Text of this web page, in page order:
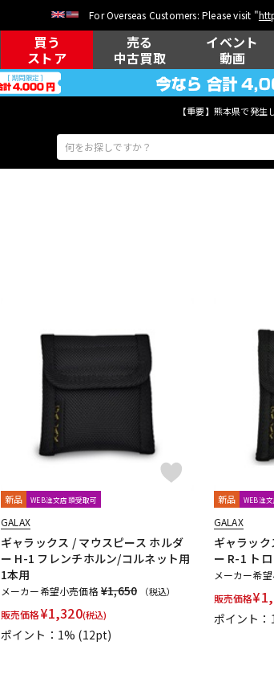
For Overseas Customers: Please visit "
買う
ストア
売る
中古買取
イベント
動画
【重要】熊本県で発
DTM DTM オ
イン納品
ヴィンテージ
新品 WEB注文店頭受取可
GALAX
ギャラックス / マウスピース ホルダ
ー H-1 フレンチホルン/コルネット用
1本用
メーカー希望小売価格¥1,650 （税込）
販売価格¥1,320(税込)
ポイント：1% (12pt)
新品 WEB注
GALAX
ギャラッ
ー R-1 ト
メーカー希
販売価格¥
ポイント：